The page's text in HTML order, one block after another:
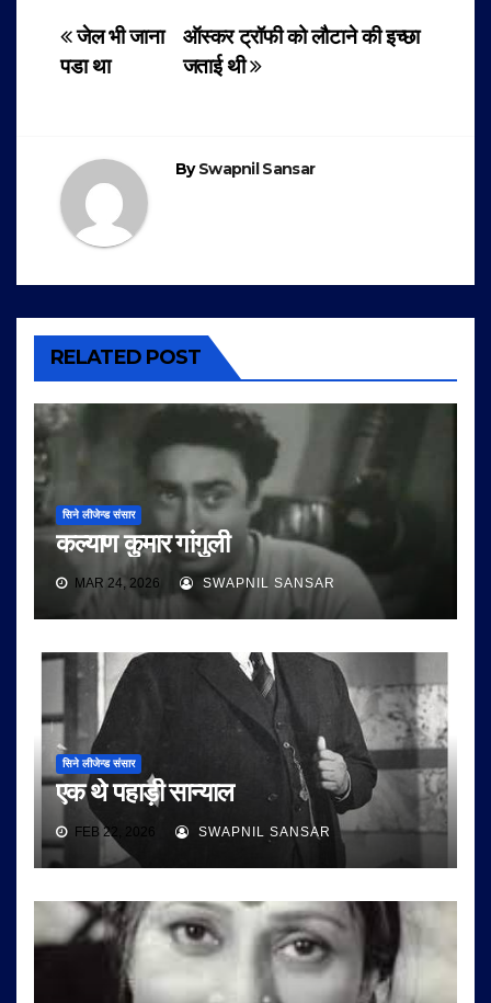
Post
navigation
ऑस्कर ट्रॉफी को लौटाने की इच्छा
जताई थी
जेल भी जाना
पडा था
BySwapnil Sansar
RELATED POST
सिने लीजेन्ड संसार
कल्याण कुमार गांगुली
MAR 24, 2026 SWAPNIL SANSAR
सिने लीजेन्ड संसार
एक थे पहाड़ी सान्याल
FEB 22, 2026 SWAPNIL SANSAR